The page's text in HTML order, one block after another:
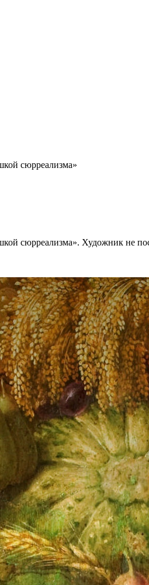
сюрреализма»
сюрреализма». Художник не